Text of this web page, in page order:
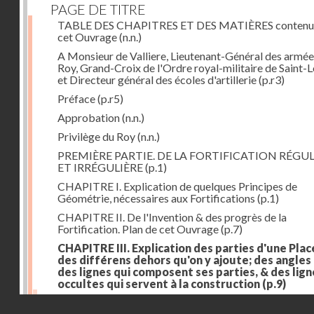
PAGE DE TITRE
TABLE DES CHAPITRES ET DES MATIÈRES
cet Ouvrage(n.n.)
A Monsieur de Valliere, Lieutenant-Général des
Roy, Grand-Croix de l'Ordre royal-militaire de Saint-
et Directeur général des écoles d'artillerie(p.r3)
Préface(p.r5)
Approbation(n.n.)
Privilège du Roy(n.n.)
PREMIÈRE PARTIE. DE LA FORTIFICATION
ET IRRÉGULIÈRE(p.1)
CHAPITRE I. Explication de quelques Principes de
Géométrie, nécessaires aux Fortifications (p.1)
CHAPITRE II. De l'Invention & des progrès de la
Fortification. Plan de cet Ouvrage(p.7)
CHAPITRE III. Explication des parties d'une
des différens dehors qu'on y ajoute; des angles
des lignes qui composent ses parties, & des
occultes qui servent à la construction (p.9)
Des lignes & des angles qui composent les parties